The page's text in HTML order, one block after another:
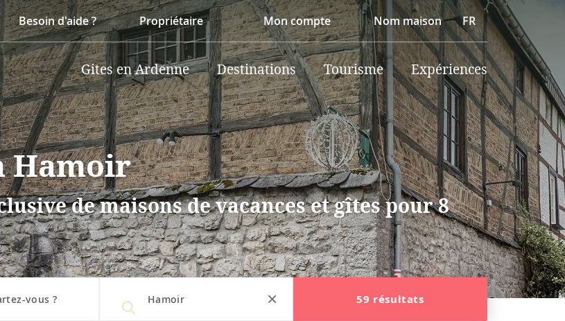
Besoin d'aide ? Propriétaire Mon compte Nom maison FR
Gites en Ardenne Destinations Tourisme Expériences
Hamoir
de maisons de vacances et gîtes pour 8
vous ? Hamoir 59 résultats